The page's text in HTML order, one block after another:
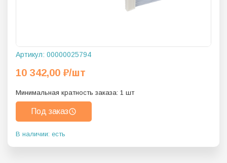
Артикул: 00000025794
10 342,00 ₽/шт
Минимальная кратность заказа: 1 шт
Под заказ
В наличии: есть